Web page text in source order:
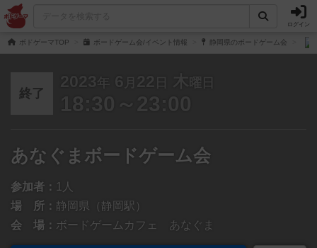
ログイン
ボドゲーマTOP ボードゲーム会/イベント情報 静岡県のボードゲーム会
終了
2023年 6 月 22 日 木 曜日
18:30～23:00
あなぐまボードゲーム会
参加者： 1人
場 所： 静岡県（静岡駅）
会 場： ボードゲームカフェ あなぐま